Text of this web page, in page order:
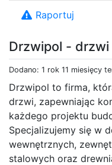
Drzwipol - drzwi
Dodano: 1 rok 11 miesięcy
Drzwipol to firma,
drzwi, zapewniając
każdego projektu
Specjalizujemy się w
wewnętrznych,
stalowych oraz
Raportuj